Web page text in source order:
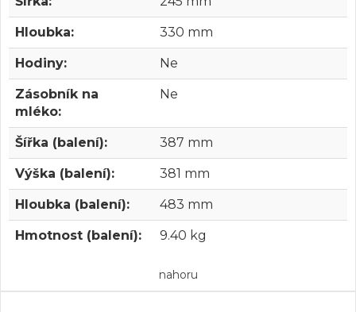
Hloubka: 330 mm
Hodiny: Ne
Zásobník na
mléko:
Ne
Šířka (balení): 387 mm
Výška (balení): 381 mm
Hloubka (balení): 483 mm
Hmotnost (balení): 9.40 kg
nahoru